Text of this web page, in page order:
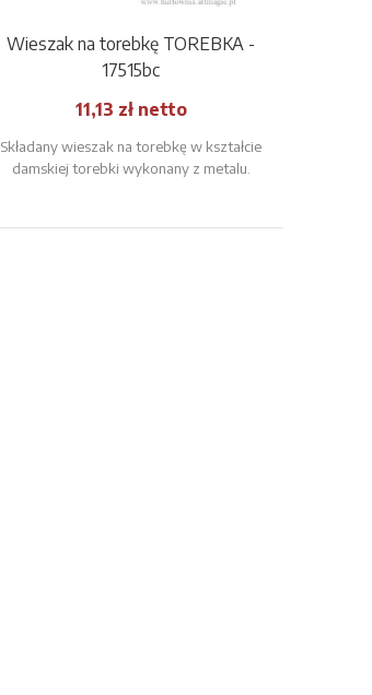
Wieszak na torebkę TOREBKA -
17515bc
11,13 zł netto
Składany wieszak na torebkę w kształcie
damskiej torebki wykonany z metalu.